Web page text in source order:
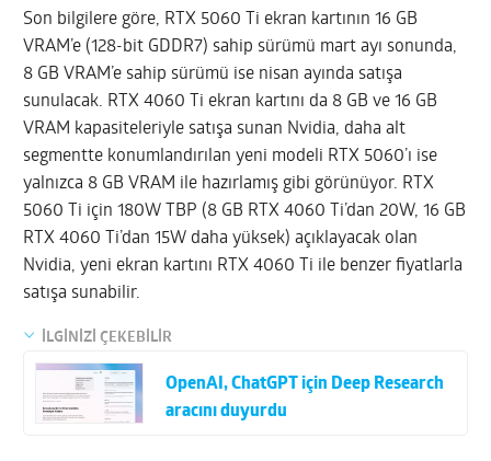
Son bilgilere göre, RTX 5060 Ti ekran kartının 16 GB
VRAM’e (128-bit GDDR7) sahip sürümü mart ayı sonunda,
8 GB VRAM’e sahip sürümü ise nisan ayında satışa
sunulacak. RTX 4060 Ti ekran kartını da 8 GB ve 16 GB
VRAM kapasiteleriyle satışa sunan Nvidia, daha alt
segmentte konumlandırılan yeni modeli RTX 5060’ı ise
yalnızca 8 GB VRAM ile hazırlamış gibi görünüyor. RTX
5060 Ti için 180W TBP (8 GB RTX 4060 Ti’dan 20W, 16 GB
RTX 4060 Ti’dan 15W daha yüksek) açıklayacak olan
Nvidia, yeni ekran kartını RTX 4060 Ti ile benzer fiyatlarla
satışa sunabilir.
İLGİNİZİ ÇEKEBİLİR
OpenAI, ChatGPT için Deep Research
aracını duyurdu